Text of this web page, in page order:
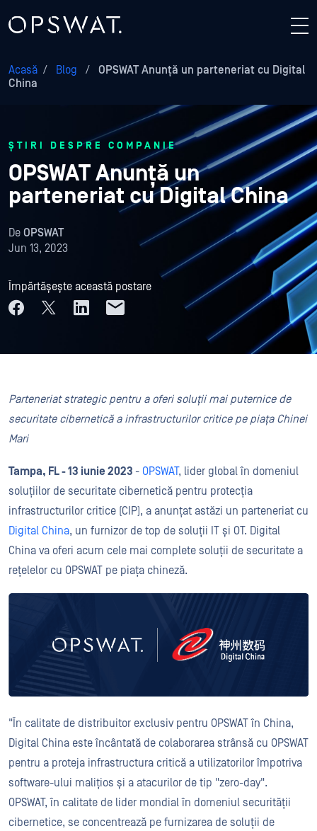
Acasă / Blog /
OPSWAT Anunță un parteneriat cu Digital
China
ȘTIRI DESPRE COMPANIE
OPSWAT Anunță un
parteneriat cu Digital China
De OPSWAT
Jun 13, 2023
Împărtășește această postare
Parteneriat strategic pentru a oferi soluții mai puternice de
securitate cibernetică a infrastructurilor critice pe piața Chinei
Mari
Tampa, FL - 13 iunie 2023 - OPSWAT, lider global în domeniul
soluțiilor de securitate cibernetică pentru protecția
infrastructurilor critice (CIP), a anunțat astăzi un parteneriat cu
Digital China, un furnizor de top de soluții IT și OT. Digital
China va oferi acum cele mai complete soluții de securitate a
rețelelor cu OPSWAT pe piața chineză.
"În calitate de distribuitor exclusiv pentru OPSWAT în China,
Digital China este încântată de colaborarea strânsă cu OPSWAT
pentru a proteja infrastructura critică a utilizatorilor împotriva
software-ului malițios și a atacurilor de tip "zero-day".
OPSWAT, în calitate de lider mondial în domeniul securității
cibernetice, se concentrează pe furnizarea de soluții de